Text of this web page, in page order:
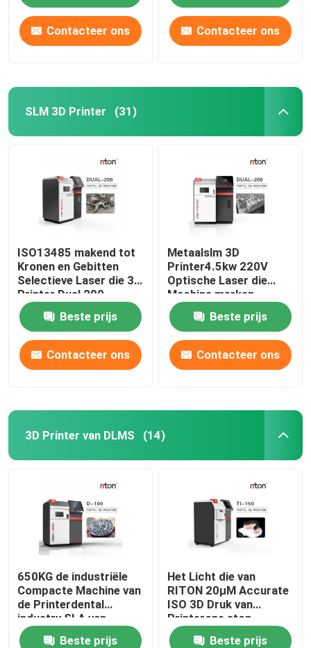
Contacteer ons Contacteer ons
SLM 3D Printer (31)
ISO13485 makend tot
Kronen en Gebitten
Selectieve Laser die 3d
Printer Dual 200
smelten
Beste prijs
Contacteer ons
Metaalslm 3D
Printer4.5kw 220V
Optische Laser die
Machine merken
Beste prijs
Contacteer ons
3D Printer van DLMS (14)
650KG de industriële
Compacte Machine van
de Printerdental
industry SLA van
DLMS 3D
Beste prijs
Het Licht die van
RITON 20μM Accurate
ISO 3D Druk van
Printerone stop
denture genezen
Beste prijs